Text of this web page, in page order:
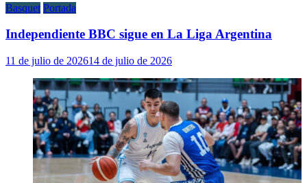
Basquet Portada
Independiente BBC sigue en La Liga Argentina
11 de julio de 202614 de julio de 2026